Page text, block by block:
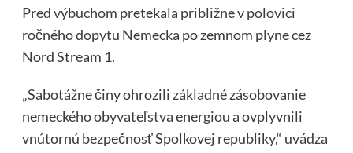
Pred výbuchom pretekala približne v polovici
ročného dopytu Nemecka po zemnom plyne cez
Nord Stream 1.
„Sabotážne činy ohrozili základné zásobovanie
nemeckého obyvateľstva energiou a ovplyvnili
vnútornú bezpečnosť Spolkovej republiky,“ uvádza